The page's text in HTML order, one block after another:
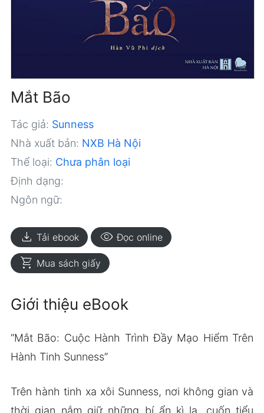
Mắt Bão
Tác giả: Sunness
Nhà xuất bản: NXB Hà Nội
Thể loại: Chưa phân loại
Định dạng:
Ngôn ngữ:
download Tải ebook visibility Đọc online
shopping_cart Mua sách giấy
Giới thiệu eBook
“Mắt Bão: Cuộc Hành Trình Đầy Mạo Hiểm Trên
Hành Tinh Sunness”
Trên hành tinh xa xôi Sunness, nơi không gian và
thời gian nắm giữ những bí ẩn kì lạ, cuốn tiểu